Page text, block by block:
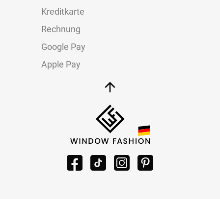
Kreditkarte
Rechnung
Google Pay
Apple Pay